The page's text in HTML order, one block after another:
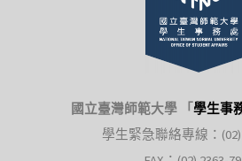
國立臺灣師範大學 「 學生事
學生緊急聯絡專線：